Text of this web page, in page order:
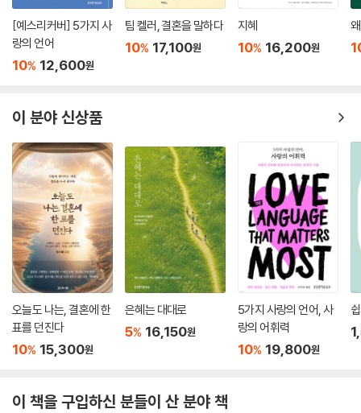
[예스리커버] 5가지 사
랑의 언어
10% 12,600원
팀 켈러, 결혼을 말하다
10% 17,100원
지혜
10% 16,200원
이 분야 신상품
오늘도 나는, 결혼에 한
표를 던진다
10% 15,300원
은혜는 대대로
5% 16,150원
5가지 사랑의 언어, 사
랑의 어휘력
10% 19,800원
이 책을 구입하신 분들이 산 분야 책